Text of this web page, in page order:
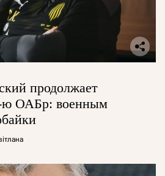
продолжает
ю ОАБр: военным